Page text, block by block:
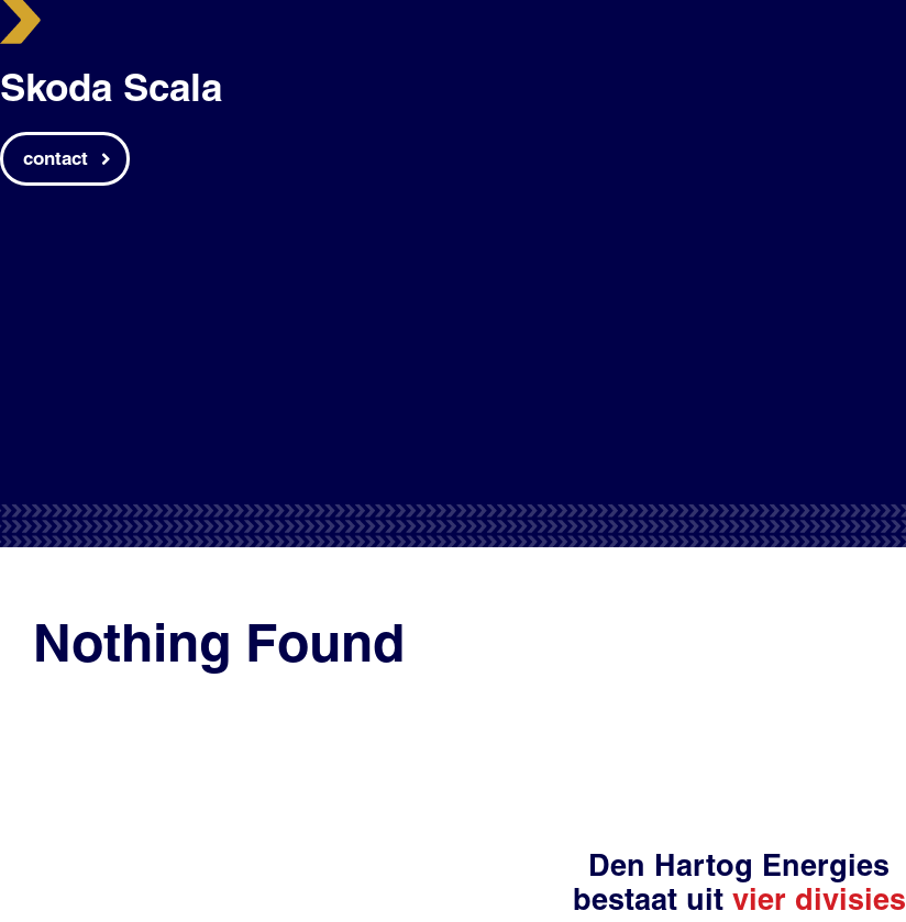
Skoda Scala
contact
Nothing Found
Den Hartog Energies
bestaat uit vier divisies